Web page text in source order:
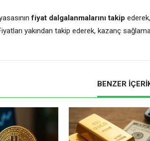
fiyat dalgalanmalarını takip ederek,
yakından takip ederek, kazanç
BENZER